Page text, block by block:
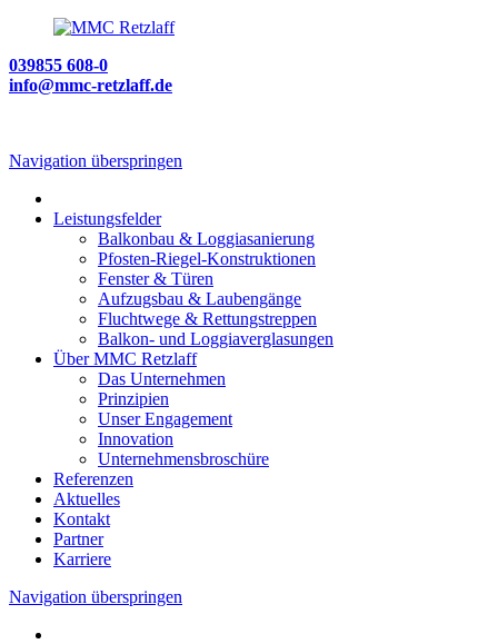
039855 608-0
info@mmc-retzlaff.de
Navigation überspringen
Leistungsfelder
Balkonbau & Loggiasanierung
Pfosten-Riegel-Konstruktionen
Fenster & Türen
Aufzugsbau & Laubengänge
Fluchtwege & Rettungstreppen
Balkon- und Loggiaverglasungen
Über MMC Retzlaff
Das Unternehmen
Prinzipien
Unser Engagement
Innovation
Unternehmensbroschüre
Referenzen
Aktuelles
Kontakt
Partner
Karriere
Navigation überspringen